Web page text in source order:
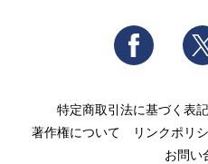
特定商取引法に基づく表記
著作権について
リンクポリ
お問い